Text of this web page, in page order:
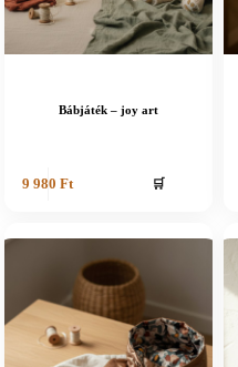
Bábjáték – joy art
9 980Ft 🛒